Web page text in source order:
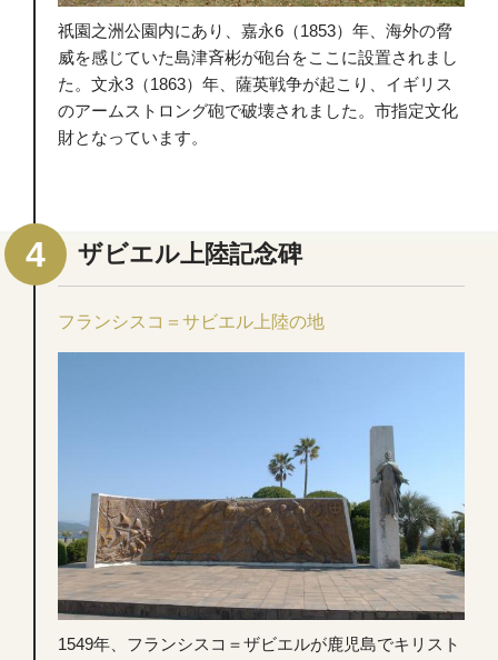
祇園之洲公園内にあり、嘉永6（1853）年、海外の脅
威を感じていた島津斉彬が砲台をここに設置されまし
た。文永3（1863）年、薩英戦争が起こり、イギリス
のアームストロング砲で破壊されました。市指定文化
財となっています。
ザビエル上陸記念碑
フランシスコ＝サビエル上陸の地
1549年、フランシスコ＝ザビエルが鹿児島でキリスト